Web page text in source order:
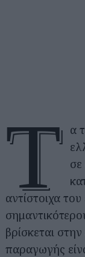
Τ
α
αντίστοιχα
βρίσκεται
παραγωγής